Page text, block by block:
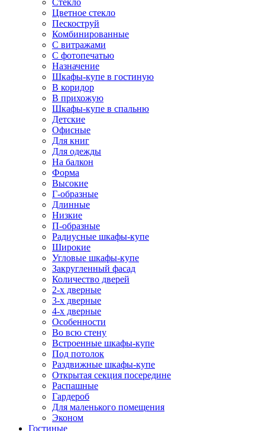
Стекло
Цветное стекло
Пескоструй
Комбинированные
С витражами
С фотопечатью
Назначение
Шкафы-купе в гостиную
В коридор
В прихожую
Шкафы-купе в спальню
Детские
Офисные
Для книг
Для одежды
На балкон
Форма
Высокие
Г-образные
Длинные
Низкие
П-образные
Радиусные шкафы-купе
Широкие
Угловые шкафы-купе
Закругленный фасад
Количество дверей
2-х дверные
3-х дверные
4-х дверные
Особенности
Во всю стену
Встроенные шкафы-купе
Под потолок
Раздвижные шкафы-купе
Открытая секция посередине
Распашные
Гардероб
Для маленького помещения
Эконом
Гостиные